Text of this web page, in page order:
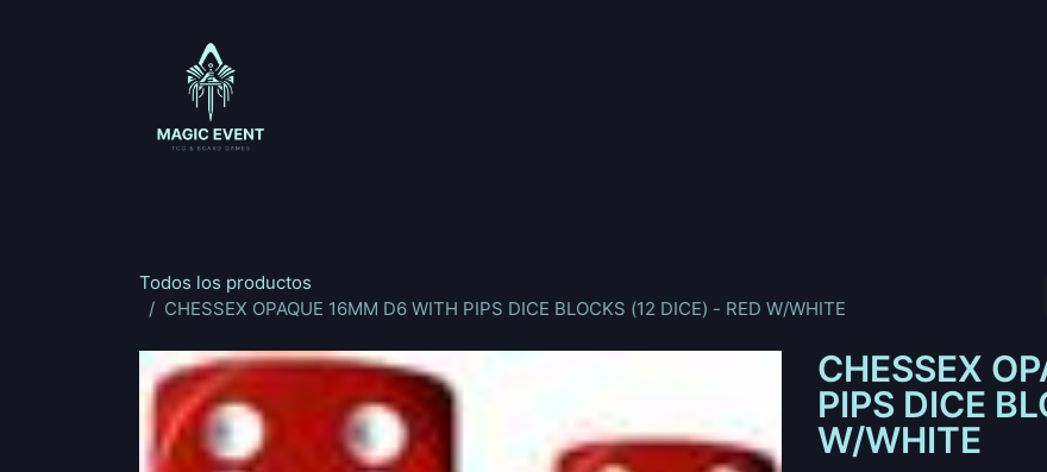
Todos los productos
CHESSEX OPAQUE 16MM D6 WITH PIPS DICE BLOCKS (12 DICE) - RED W/WHITE
CHESSEX
PIPS DICE
W/WHITE